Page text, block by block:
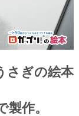
さぎの絵本
作。